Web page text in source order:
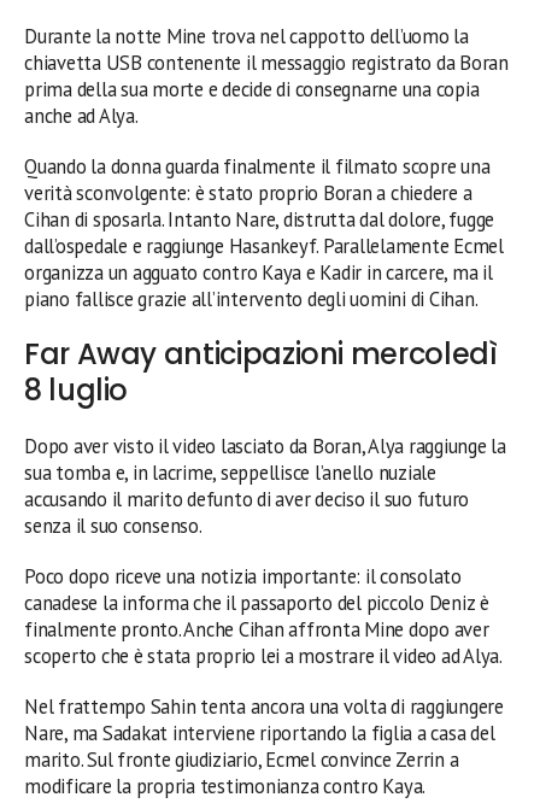
Durante la notte Mine trova nel cappotto dell’uomo la
chiavetta USB contenente il messaggio registrato da Boran
prima della sua morte e decide di consegnarne una copia
anche ad Alya.
Quando la donna guarda finalmente il filmato scopre una
verità sconvolgente: è stato proprio Boran a chiedere a
Cihan di sposarla. Intanto Nare, distrutta dal dolore, fugge
dall’ospedale e raggiunge Hasankeyf. Parallelamente Ecmel
organizza un agguato contro Kaya e Kadir in carcere, ma il
piano fallisce grazie all’intervento degli uomini di Cihan.
Far Away anticipazioni mercoledì
8 luglio
Dopo aver visto il video lasciato da Boran, Alya raggiunge la
sua tomba e, in lacrime, seppellisce l’anello nuziale
accusando il marito defunto di aver deciso il suo futuro
senza il suo consenso.
Poco dopo riceve una notizia importante: il consolato
canadese la informa che il passaporto del piccolo Deniz è
finalmente pronto. Anche Cihan affronta Mine dopo aver
scoperto che è stata proprio lei a mostrare il video ad Alya.
Nel frattempo Sahin tenta ancora una volta di raggiungere
Nare, ma Sadakat interviene riportando la figlia a casa del
marito. Sul fronte giudiziario, Ecmel convince Zerrin a
modificare la propria testimonianza contro Kaya.